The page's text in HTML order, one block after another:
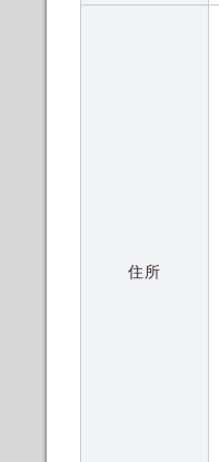
住所